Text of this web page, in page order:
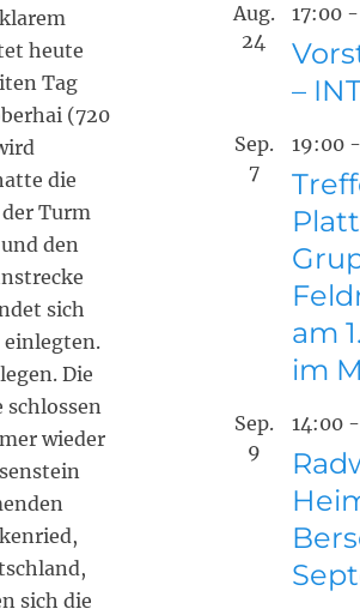
heute
Tag
(720
die
Turm
den
sich
einlegten.
Die
schlossen
wieder
sich die
Aug.
24
17:00 -
–
Sep.
7
19:00 -
am
im
Sep.
9
14:00 -